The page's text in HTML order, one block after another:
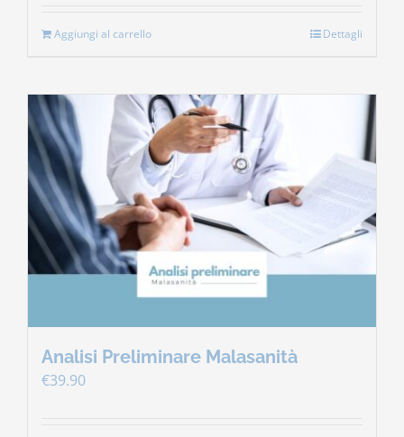
Aggiungi al carrello Dettagli
Analisi Preliminare Malasanità
€39.90